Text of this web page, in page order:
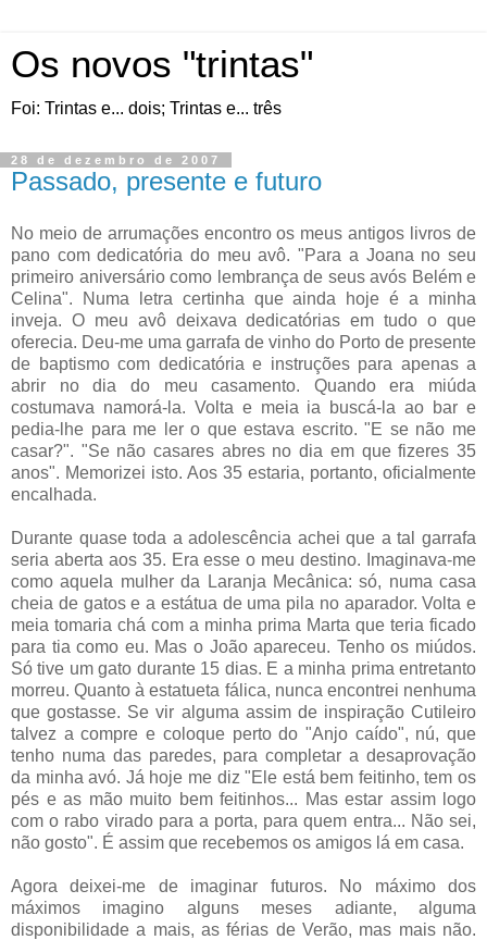
Os novos "trintas"
Foi: Trintas e... dois; Trintas e... três
28 de dezembro de 2007
Passado, presente e futuro
No meio de arrumações encontro os meus antigos livros de
pano com dedicatória do meu avô. "Para a Joana no seu
primeiro aniversário como lembrança de seus avós Belém e
Celina". Numa letra certinha que ainda hoje é a minha
inveja. O meu avô deixava dedicatórias em tudo o que
oferecia. Deu-me uma garrafa de vinho do Porto de presente
de baptismo com dedicatória e instruções para apenas a
abrir no dia do meu casamento. Quando era miúda
costumava namorá-la. Volta e meia ia buscá-la ao bar e
pedia-lhe para me ler o que estava escrito. "E se não me
casar?". "Se não casares abres no dia em que fizeres 35
anos". Memorizei isto. Aos 35 estaria, portanto, oficialmente
encalhada.
Durante quase toda a adolescência achei que a tal garrafa
seria aberta aos 35. Era esse o meu destino. Imaginava-me
como aquela mulher da Laranja Mecânica: só, numa casa
cheia de gatos e a estátua de uma pila no aparador. Volta e
meia tomaria chá com a minha prima Marta que teria ficado
para tia como eu. Mas o João apareceu. Tenho os miúdos.
Só tive um gato durante 15 dias. E a minha prima entretanto
morreu. Quanto à estatueta fálica, nunca encontrei nenhuma
que gostasse. Se vir alguma assim de inspiração Cutileiro
talvez a compre e coloque perto do "Anjo caído", nú, que
tenho numa das paredes, para completar a desaprovação
da minha avó. Já hoje me diz "Ele está bem feitinho, tem os
pés e as mão muito bem feitinhos... Mas estar assim logo
com o rabo virado para a porta, para quem entra... Não sei,
não gosto". É assim que recebemos os amigos lá em casa.
Agora deixei-me de imaginar futuros. No máximo dos
máximos imagino alguns meses adiante, alguma
disponibilidade a mais, as férias de Verão, mas mais não.